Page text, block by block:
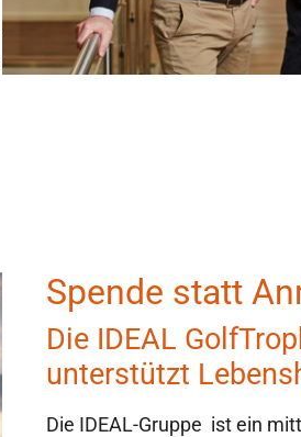
Spende statt
Die IDEAL
unterstützt
Die IDEAL-Gruppe ist ein